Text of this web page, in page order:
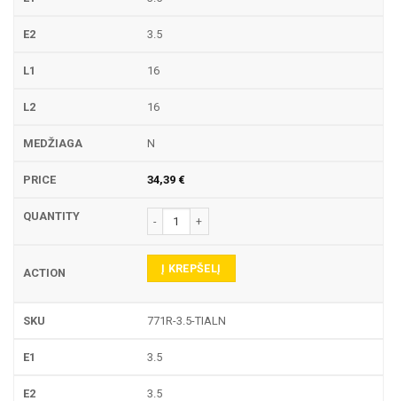
3.5
16
16
N
34,39 €
produkto kiekis: 771R TEKINIMO PLOKŠTELĖ
Į KREPŠELĮ
771R-3.5-TIALN
3.5
3.5